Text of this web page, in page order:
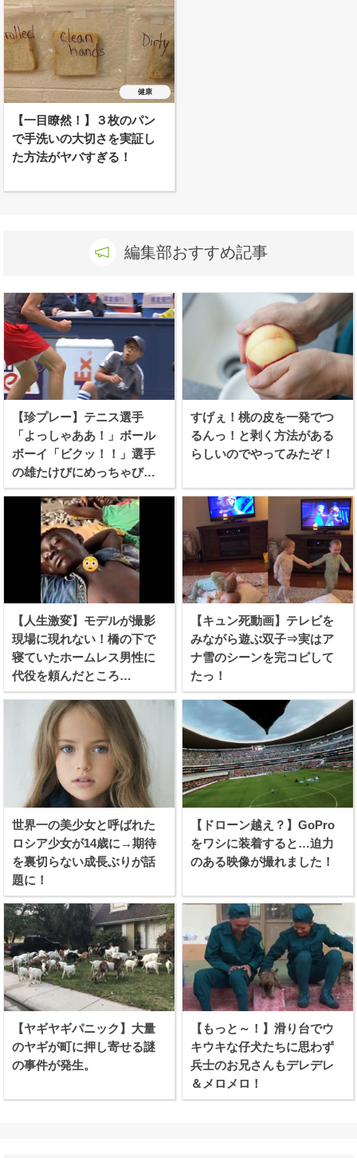
【一目瞭然！】３枚のパン
で手洗いの大切さを実証し
た方法がヤバすぎる！
健康
編集部おすすめ記事
【珍プレー】テニス選手
「よっしゃああ！」ボール
ボーイ「ビクッ！！」選手
の雄たけびにめっちゃびび
る少年
すげぇ！桃の皮を一発でつ
るんっ！と剥く方法がある
らしいのでやってみたぞ！
【人生激変】モデルが撮影
現場に現れない！橋の下で
寝ていたホームレス男性に
代役を頼んだところ…
【キュン死動画】テレビを
みながら遊ぶ双子⇒実はア
ナ雪のシーンを完コピして
たっ！
世界一の美少女と呼ばれた
ロシア少女が14歳に→期待
を裏切らない成長ぶりが話
題に！
【ドローン越え？】GoPro
をワシに装着すると…迫力
のある映像が撮れました！
【ヤギヤギパニック】大量
のヤギが町に押し寄せる謎
の事件が発生。
【もっと～！】滑り台でウ
キウキな仔犬たちに思わず
兵士のお兄さんもデレデレ
＆メロメロ！